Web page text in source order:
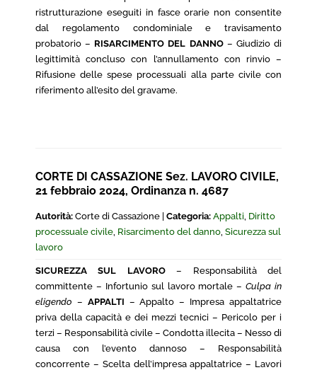
ristrutturazione eseguiti in fasce orarie non consentite
dal regolamento condominiale e travisamento
probatorio – RISARCIMENTO DEL DANNO– Giudizio di
legittimità concluso con l’annullamento con rinvio –
Rifusione delle spese processuali alla parte civile con
riferimento all’esito del gravame.
CORTE DI CASSAZIONE Sez. LAVORO CIVILE,
21 febbraio 2024, Ordinanza n. 4687
Autorità: Corte di Cassazione | Categoria: Appalti, Diritto
processuale civile, Risarcimento del danno, Sicurezza sul
lavoro
SICUREZZA SUL LAVORO– Responsabilità del
committente – Infortunio sul lavoro mortale –Culpa in
eligendo – APPALTI – Appalto – Impresa appaltatrice
priva della capacità e dei mezzi tecnici – Pericolo per i
terzi – Responsabilità civile – Condotta illecita – Nesso di
causa con l’evento dannoso – Responsabilità
concorrente – Scelta dell’impresa appaltatrice – Lavori